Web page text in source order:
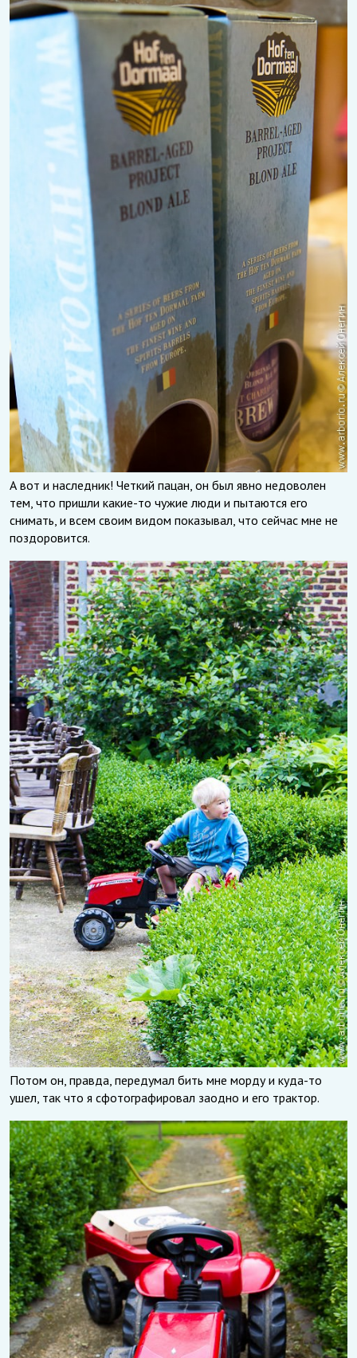
А вот и наследник! Четкий пацан, он был явно недоволен
тем, что пришли какие-то чужие люди и пытаются его
снимать, и всем своим видом показывал, что сейчас мне не
поздоровится.
Потом он, правда, передумал бить мне морду и куда-то
ушел, так что я сфотографировал заодно и его трактор.